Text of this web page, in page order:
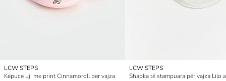
LCW STEPS
Këpucë uji me print Cinnamoroll për vajza
LCW STEPS